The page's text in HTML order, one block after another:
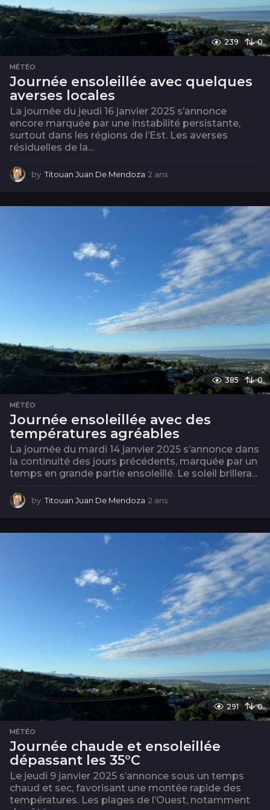
239 0
MÉTÉO
Journée ensoleillée avec quelques
averses locales
La journée du jeudi 16 janvier 2025 s’annonce
encore marquée par une instabilité persistante,
surtout dans les régions de l’Est. Les averses
résiduelles de la...
by Titouan Juan De Mendoza 2 ans
s
385 0
MÉTÉO
Journée ensoleillée avec des
températures agréables
La journée du mardi 14 janvier 2025 s’annonce dans
la continuité des jours précédents, marquée par un
temps en grande partie ensoleillé. Le soleil brillera...
by Titouan Juan De Mendoza 2 ans
s
291 0
MÉTÉO
Journée chaude et ensoleillée
dépassant les 35°C
Le jeudi 9 janvier 2025 s’annonce sous un temps
chaud et sec, favorisant une montée rapide des
températures. Les plages de l’Ouest, notamment